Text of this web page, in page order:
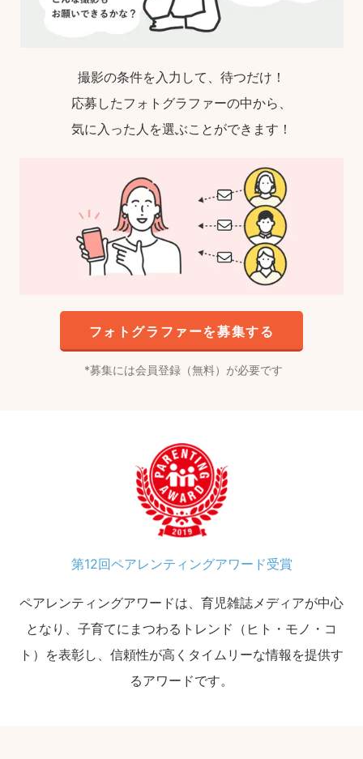
撮影の条件を入力して、待つだけ！
応募したフォトグラファーの中から、
気に入った人を選ぶことができます！
フォトグラファーを募集する
募集には会員登録（無料）が必要です
第12回ペアレンティングアワード受賞
ペアレンティングアワードは、育児雑誌メディアが中心
となり、子育てにまつわるトレンド（ヒト・モノ・コ
ト）を表彰し、信頼性が高くタイムリーな情報を提供す
るアワードです。